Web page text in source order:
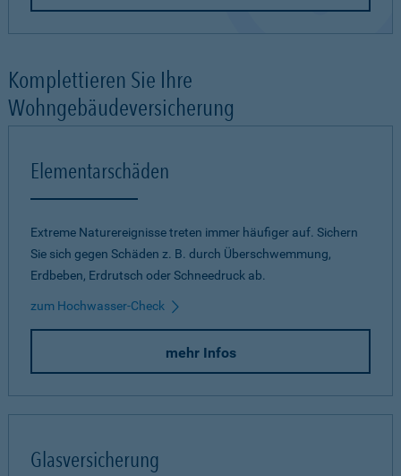
Komplettieren Sie Ihre
Wohngebäudeversicherung
Elementarschäden
Extreme Naturereignisse treten immer häufiger auf. Sichern
Sie sich gegen Schäden z. B. durch Überschwemmung,
Erdbeben, Erdrutsch oder Schneedruck ab.
zum Hochwasser-Check
mehr Infos
Glasversicherung